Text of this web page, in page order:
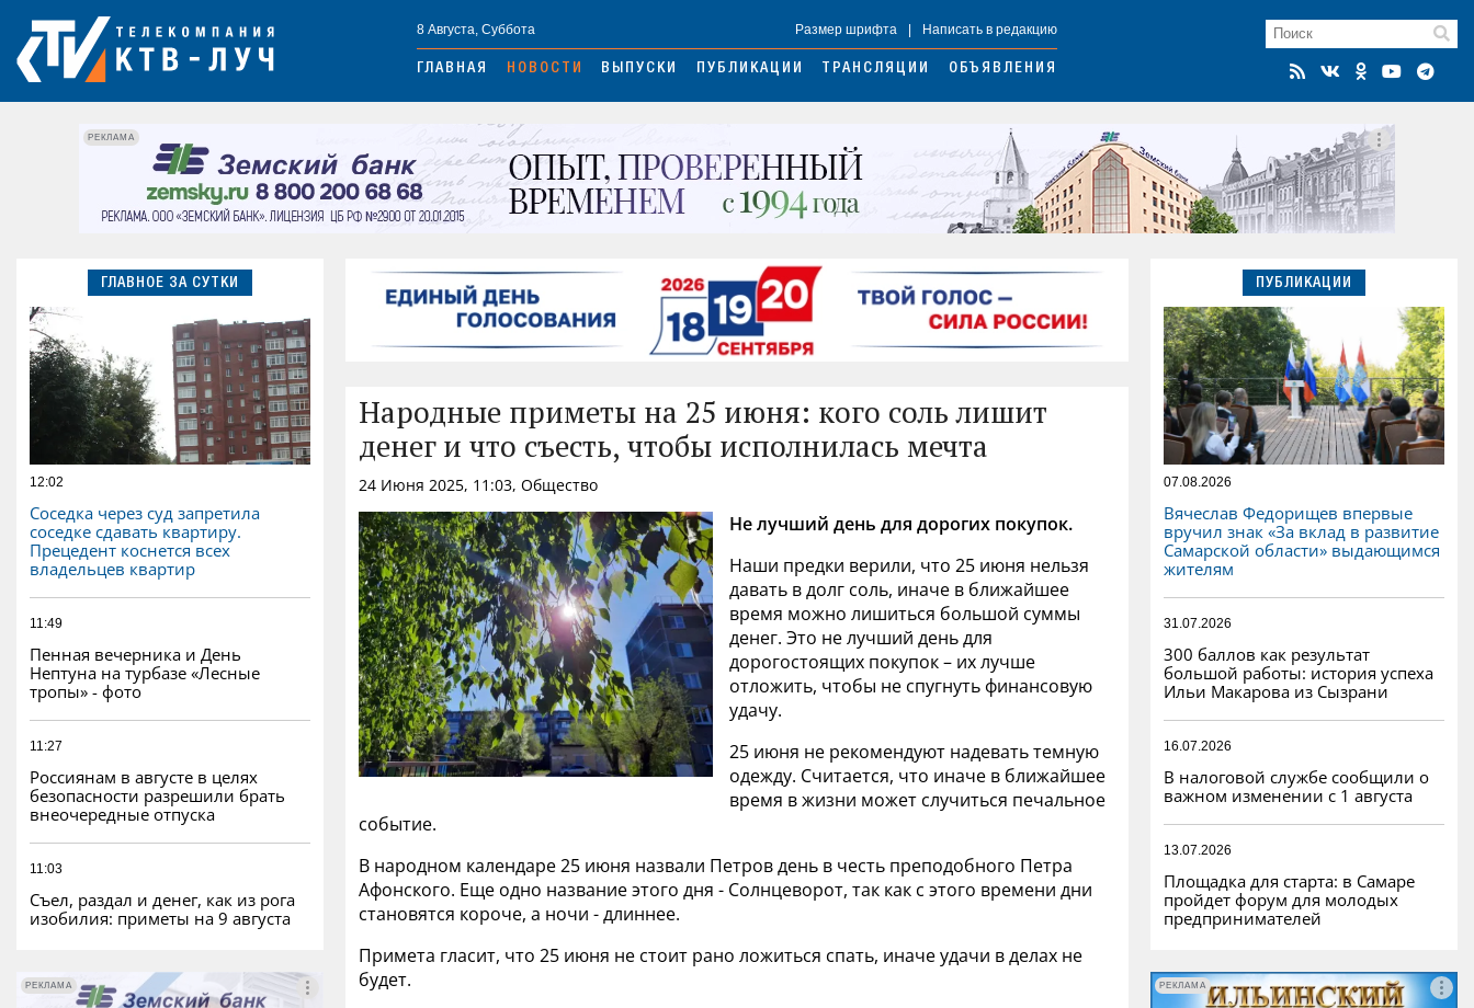
8 Августа, Суббота Размер шрифта Написать в редакцию
ГЛАВНАЯ НОВОСТИ ВЫПУСКИ ПУБЛИКАЦИИ ТРАНСЛЯЦИИ ОБЪЯВЛЕНИЯ
РЕКЛАМА
ГЛАВНОЕ ЗА СУТКИ
12:02
Соседка через суд запретила
соседке сдавать квартиру.
Прецедент коснется всех
владельцев квартир
11:49
Пенная вечерника и День
Нептуна на турбазе «Лесные
тропы» - фото
11:27
Россиянам в августе в целях
безопасности разрешили брать
внеочередные отпуска
11:03
Съел, раздал и денег, как из рога
изобилия: приметы на 9 августа
РЕКЛАМА
РЕКЛАМА
Народные приметы на 25 июня: кого соль лишит
денег и что съесть, чтобы исполнилась мечта
24 Июня 2025, 11:03, Общество
Не лучший день для дорогих покупок.
Наши предки верили, что 25 июня нельзя
давать в долг соль, иначе в ближайшее
время можно лишиться большой суммы
денег. Это не лучший день для
дорогостоящих покупок – их лучше
отложить, чтобы не спугнуть финансовую
удачу.
25 июня не рекомендуют надевать темную
одежду. Считается, что иначе в ближайшее
время в жизни может случиться печальное
событие.
В народном календаре 25 июня назвали Петров день в честь преподобного Петра
Афонского. Еще одно название этого дня - Солнцеворот, так как с этого времени дни
становятся короче, а ночи - длиннее.
Примета гласит, что 25 июня не стоит рано ложиться спать, иначе удачи в делах не
будет.
ПУБЛИКАЦИИ
07.08.2026
Вячеслав Федорищев впервые
вручил знак «За вклад в развитие
Самарской области» выдающимся
жителям
31.07.2026
300 баллов как результат
большой работы: история успеха
Ильи Макарова из Сызрани
16.07.2026
В налоговой службе сообщили о
важном изменении с 1 августа
13.07.2026
Площадка для старта: в Самаре
пройдет форум для молодых
предпринимателей
РЕКЛАМА